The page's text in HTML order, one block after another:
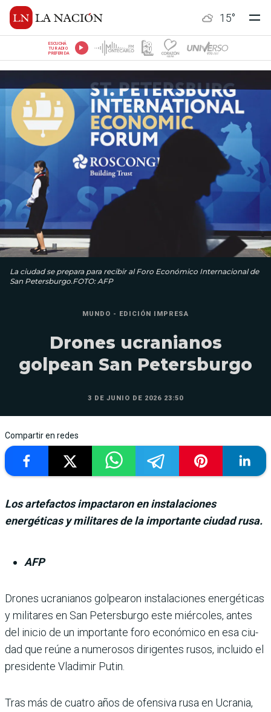
15°
ESCUCHÁ
TU RADIO
PREFERIDA
La ciudad se prepara para recibir al Foro Económico Internacional de
San Petersburgo.FOTO: AFP
MUNDO - EDICIÓN IMPRESA
Drones ucranianos
golpean San Petersburgo
3 DE JUNIO DE 2026 23:50
Compartir en redes
Los artefactos impactaron en instalaciones
energéticas y militares de la importante ciudad rusa.
AFP
Drones ucranianos golpea­ron instalaciones energéti­cas
y militares en San Peter­sburgo este miércoles, antes
del inicio de un importante foro económico en esa ciu­
dad que reúne a numerosos dirigentes rusos, incluido el
presidente Vladimir Putin.
Tras más de cuatro años de ofensiva rusa en Ucrania,